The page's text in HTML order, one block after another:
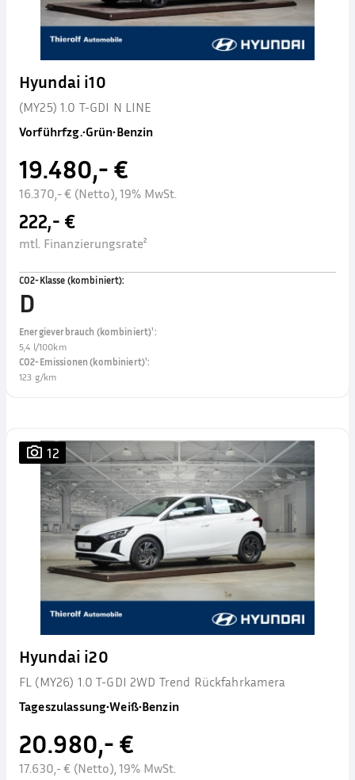
Hyundai i10
(MY25) 1.0 T-GDI N LINE
Vorführfzg.•Grün•Benzin
19.480,- €
16.370,- € (Netto), 19% MwSt.
222,- €
mtl. Finanzierungsrate²
CO2-Klasse (kombiniert):
D
Energieverbrauch (kombiniert)¹:
5,4 l/100km
CO2-Emissionen (kombiniert)¹:
123 g/km
12
Hyundai i20
FL (MY26) 1.0 T-GDI 2WD Trend Rückfahrkamera
Tageszulassung•Weiß•Benzin
20.980,- €
17.630,- € (Netto), 19% MwSt.